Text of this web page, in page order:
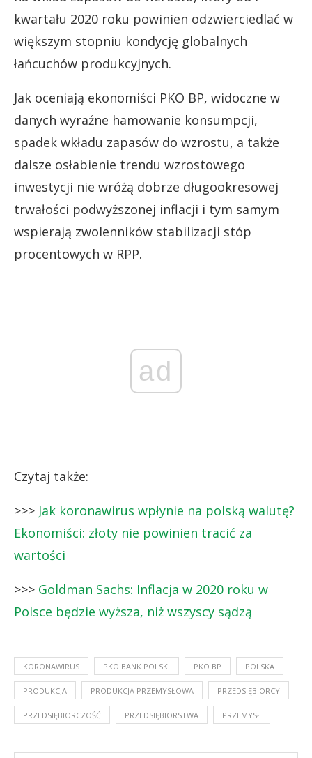
kwartału 2020 roku powinien odzwierciedlać w
większym stopniu kondycję globalnych
łańcuchów produkcyjnych.
Jak oceniają ekonomiści PKO BP, widoczne w
danych wyraźne hamowanie konsumpcji,
spadek wkładu zapasów do wzrostu, a także
dalsze osłabienie trendu wzrostowego
inwestycji nie wróżą dobrze długookresowej
trwałości podwyższonej inflacji i tym samym
wspierają zwolenników stabilizacji stóp
procentowych w RPP.
ad
Czytaj także:
>>> Jak koronawirus wpłynie na polską walutę?
Ekonomiści: złoty nie powinien tracić za
wartości
>>> Goldman Sachs: Inflacja w 2020 roku w
Polsce będzie wyższa, niż wszyscy sądzą
KORONAWIRUS PKO BANK POLSKI PKO BP POLSKA
PRODUKCJA PRODUKCJA PRZEMYSŁOWA PRZEDSIĘBIORCY
PRZEDSIĘBIORCZOŚĆ PRZEDSIĘBIORSTWA PRZEMYSŁ